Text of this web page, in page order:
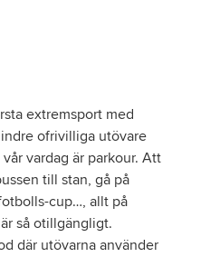
extremsport med
ofrivilliga utövare
vardag är parkour. Att
till stan, gå på
cup…, allt på
så otillgängligt.
där utövarna använder